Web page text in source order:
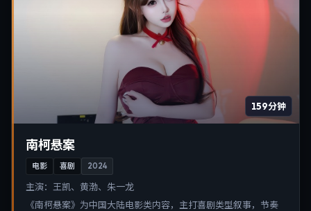
159分钟
南柯悬案
电影 喜剧 2024
主演： 王凯、黄渤、朱一龙
《南柯悬案》为中国大陆电影类内容，主打喜剧类型叙事，节奏